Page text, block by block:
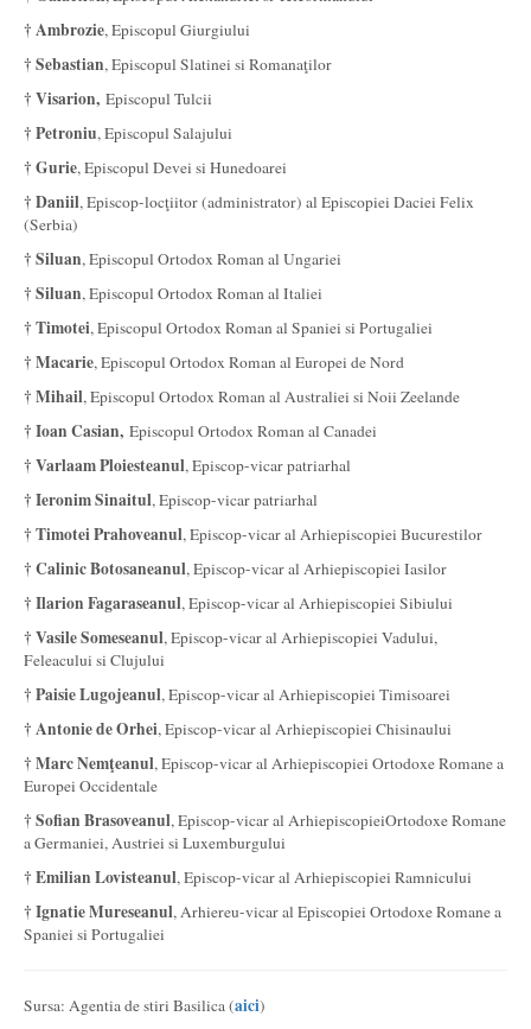
† Ambrozie, Episcopul Giurgiului
† Sebastian, Episcopul Slatinei si Romanaţilor
† Visarion, Episcopul Tulcii
† Petroniu, Episcopul Salajului
† Gurie, Episcopul Devei si Hunedoarei
† Daniil, Episcop-locţiitor (administrator) al Episcopiei Daciei Felix
(Serbia)
† Siluan, Episcopul Ortodox Roman al Ungariei
† Siluan, Episcopul Ortodox Roman al Italiei
† Timotei, Episcopul Ortodox Roman al Spaniei si Portugaliei
† Macarie, Episcopul Ortodox Roman al Europei de Nord
† Mihail, Episcopul Ortodox Roman al Australiei si Noii Zeelande
† Ioan Casian, Episcopul Ortodox Roman al Canadei
† Varlaam Ploiesteanul, Episcop-vicar patriarhal
† Ieronim Sinaitul, Episcop-vicar patriarhal
† Timotei Prahoveanul, Episcop-vicar al Arhiepiscopiei Bucurestilor
† Calinic Botosaneanul, Episcop-vicar al Arhiepiscopiei Iasilor
† Ilarion Fagaraseanul, Episcop-vicar al Arhiepiscopiei Sibiului
† Vasile Someseanul, Episcop-vicar al Arhiepiscopiei Vadului,
Feleacului si Clujului
† Paisie Lugojeanul, Episcop-vicar al Arhiepiscopiei Timisoarei
† Antonie de Orhei, Episcop-vicar al Arhiepiscopiei Chisinaului
† Marc Nemţeanul, Episcop-vicar al Arhiepiscopiei Ortodoxe Romane a
Europei Occidentale
† Sofian Brasoveanul, Episcop-vicar al ArhiepiscopieiOrtodoxe Romane
a Germaniei, Austriei si Luxemburgului
† Emilian Lovisteanul, Episcop-vicar al Arhiepiscopiei Ramnicului
† Ignatie Mureseanul, Arhiereu-vicar al Episcopiei Ortodoxe Romane a
Spaniei si Portugaliei
Sursa: Agentia de stiri Basilica (aici)